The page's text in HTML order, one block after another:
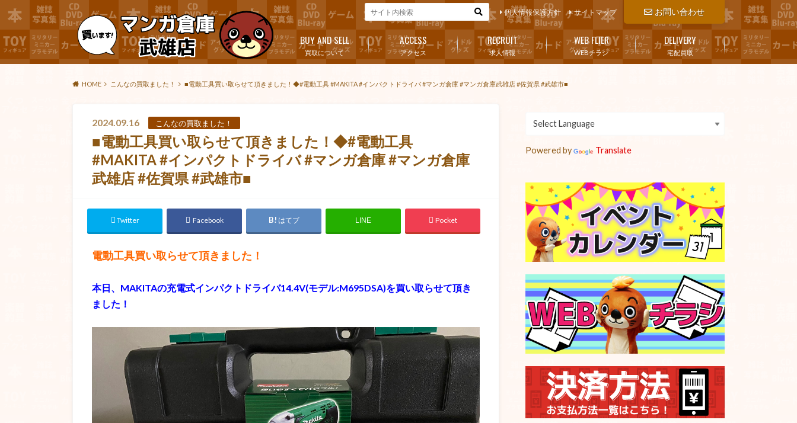
お問い合わせ
個人情報保護方針 サイトマップ
買取について
BUY AND SELL
アクセス
ACCESS
求人情報
RECRUIT
WEBチラシ
WEB FLIER
宅配買取
DELIVERY
HOME こんなの買取ました！ ■電動工具買い取らせて頂きました！◆#電動工具 #MAKITA #インパクトドライバ #マンガ倉庫 #マンガ倉庫武雄店 #佐賀県 #武雄市■
2024.09.16 こんなの買取ました！
■電動工具買い取らせて頂きました！◆#電動工具
#MAKITA #インパクトドライバ #マンガ倉庫 #マンガ倉庫
武雄店 #佐賀県 #武雄市■
Twitter Facebook はてブ LINE Pocket
電動工具買い取らせて頂きました！
本日、MAKITAの充電式インパクトドライバ14.4V(モデル:M695DSA)を買い取らせて頂き
ました！
Powered by Translate